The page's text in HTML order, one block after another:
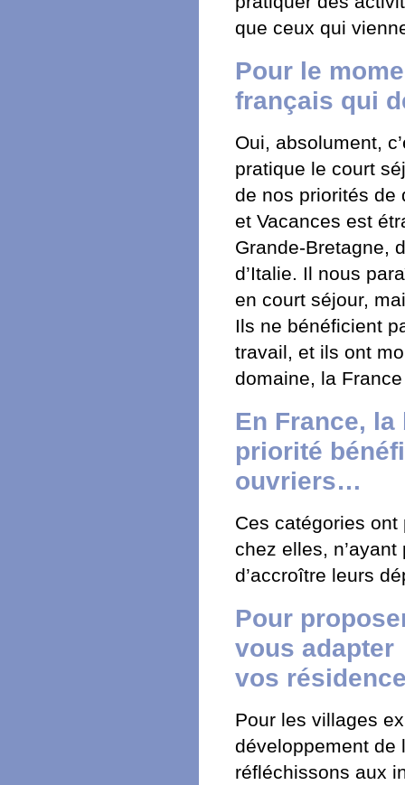
que ceux qui
Pour le
français qui
Oui, absolument,
pratique le court
de nos priorités de
et Vacances est
Grande-Bretagne,
d’Italie. Il nous
en court séjour,
Ils ne bénéficient
travail, et ils ont
domaine, la
En France,
priorité
ouvriers…
Ces catégories
chez elles,
d’accroître leurs
Pour
vous adapter
vos
Pour les villages
développement de
réfléchissons aux